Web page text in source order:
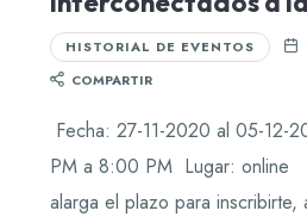
HISTORIAL DE EVENTOS
COMPARTIR
Fecha: 27-11-2020 al 05-
PM a 8:00 PM Lugar: online
alarga el plazo para inscribirte,